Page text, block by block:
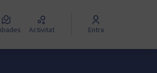
Activitat Entra